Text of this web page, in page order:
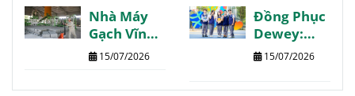
theo yêu
cầu
giá tốt giao
nhanh
Nhà Máy
Gạch Vĩnh
Phúc:
chi tiết
15/07/2026
Đồng Phục
Dewey:
Trường
The Dewey
15/07/2026